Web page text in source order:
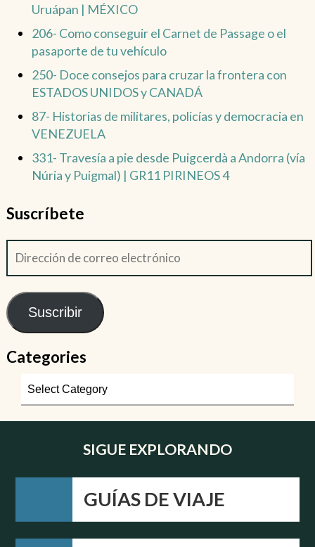
Uruápan | MÉXICO
206- Como conseguir el Carnet de Passage o el
pasaporte de tu vehículo
250- Doce consejos para cruzar la frontera con
ESTADOS UNIDOS y CANADÁ
87- Historias de militares, policías y democracia en
VENEZUELA
331- Travesía a pie desde Puigcerdà a Andorra (vía
Núria y Puigmal) | GR11 PIRINEOS 4
Suscríbete
Suscribir
Categories
SIGUE EXPLORANDO
GUÍAS DE VIAJE